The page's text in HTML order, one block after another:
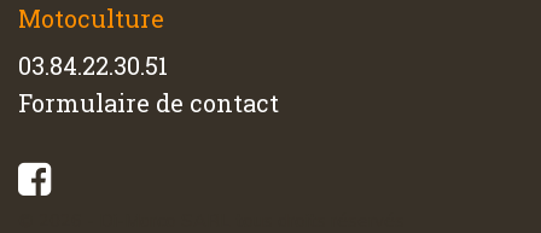
Motoculture
03.84.22.30.51
Formulaire de contact